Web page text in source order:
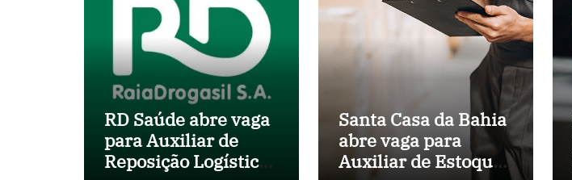
RD Saúde abre vaga
para Auxiliar de
Reposição Logística
Santa Casa da Bahia
abre vaga para
Auxiliar de Estoque